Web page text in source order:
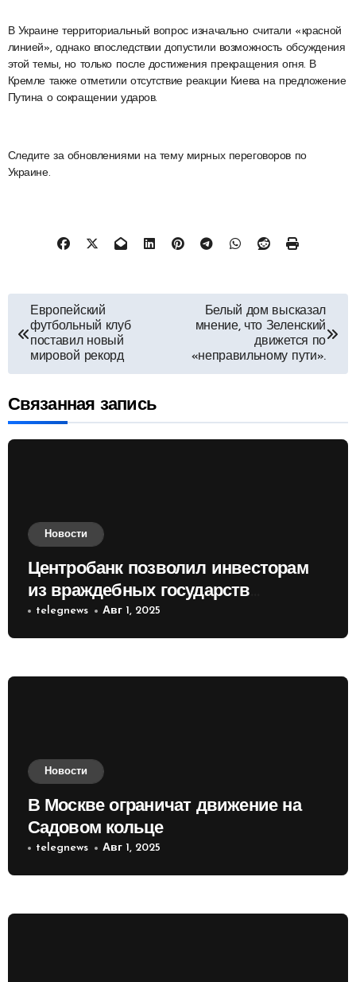
В Украине территориальный вопрос изначально считали «красной
линией», однако впоследствии допустили возможность обсуждения
этой темы, но только после достижения прекращения огня. В
Кремле также отметили отсутствие реакции Киева на предложение
Путина о сокращении ударов.
Следите за обновлениями на тему мирных переговоров по
Украине.
Навигация
по
записям
Европейский
футбольный клуб
поставил новый
мировой рекорд
Белый дом высказал
мнение, что Зеленский
движется по
«неправильному пути».
Связанная запись
Новости
Центробанк позволил инвесторам
из враждебных государств
приобретать валюту
telegnews Авг 1, 2025
Новости
В Москве ограничат движение на
Садовом кольце
telegnews Авг 1, 2025